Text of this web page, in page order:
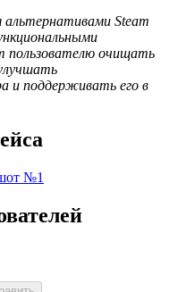
Steam
пользователю очищать
и поддерживать его в